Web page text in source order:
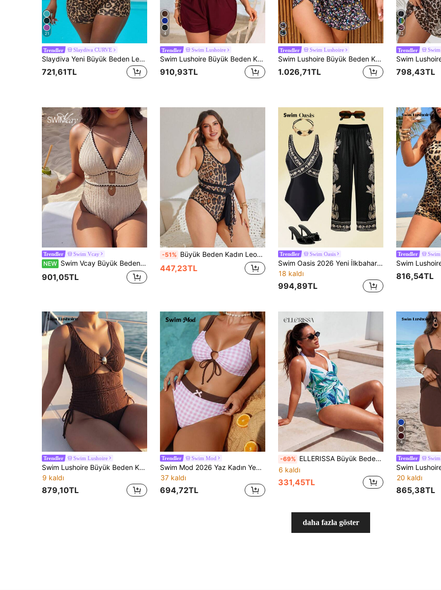
21
Trendler Slaydiva CURVE
Slaydiva Yeni Büyük Beden Leopar Desenli Tek Parça Mayo, Tatil Plajı Büyük Beden Mayo, Kahverengi Leopar Desenli Büyük Beden Mayo, Büyük Beden Halter Yaka Mayo, Büyük Beden Tek Parça Mayo
721,61TL
4
Trendler Swim Lushoire
Swim Lushoire Büyük Beden Kadın Düz Renk Büzgülü İnce Askılı Şortlu Mayo, Plaj Tatili, Havuz Partisi ve Plaj Partisi İçin Uygun
910,93TL
Trendler Swim Lushoire
Swim Lushoire Büyük Beden Kadın 2 Parçalı Minik Çiçekli Fırfırlı Delikli Tankini Mayo Takımı, Günlük Kullanım ve Tatil İçin Uygun
1.026,71TL
12
Trendler
798,43TL
Trendler Swim Vcay
NEW Swim Vcay Büyük Beden Kadın Tek Parça Rastgele Kumaşlı Zarif Çiçek Desenli Günlük Mayo
901,05TL
-51% Büyük Beden Kadın Leopar Desenli ve Kontrast Renkli Pullar Tek Parça Mayo, Yaz Plaj Tatili
447,23TL
Trendler Swim Oasis
Swim Oasis 2026 Yeni İlkbahar/Yaz Büyük Beden Siyah Tek Parça Baskılı Tulum ve Uyumlu Baskılı File Pantolon Günlük Tatil Takımı
18 kaldı
994,89TL
Trendler
816,54TL
Trendler Swim Lushoire
Swim Lushoire Büyük Beden Kadın Siyah Tek Parça Mayo, Yaz Tatili İçin Seksi Tek Parça Mayo
9 kaldı
879,10TL
Trendler Swim Mod
Swim Mod 2026 Yaz Kadın Yeni Pembe Ekose Baskılı Kalın Askılı Büyük Beden Moda Plaj Seti
37 kaldı
694,72TL
-69% ELLERISSA Büyük Beden Yeşil Tropikal Baskılı 50'ler Tarzı Halter Yaka Tek Parça Mayo
6 kaldı
331,45TL
4
Trendler
20 kaldı
865,38TL
daha fazla göster